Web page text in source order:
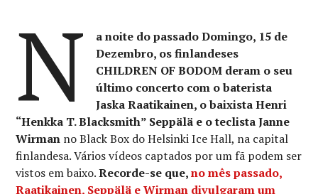
N
a noite do passado Domingo, 15 de
Dezembro, os finlandeses
CHILDREN OF BODOM deram o seu
último concerto com o baterista
Jaska Raatikainen, o baixista Henri
“Henkka T. Blacksmith” Seppälä e o teclista Janne
Wirman no Black Box do Helsinki Ice Hall, na capital
finlandesa. Vários vídeos captados por um fã podem ser
vistos em baixo.Recorde-se que,no mês passado,
Raatikainen, Seppälä e Wirman divulgaram um